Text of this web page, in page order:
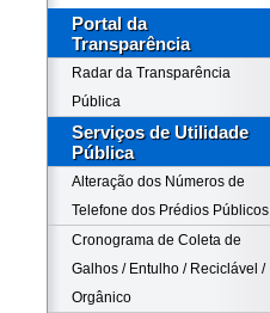
Portal da
Transparência
Radar da Transparência
Pública
Serviços de Utilidade
Pública
Alteração dos Números de
Telefone dos Prédios Públicos
Cronograma de Coleta de
Galhos / Entulho / Reciclável /
Orgânico